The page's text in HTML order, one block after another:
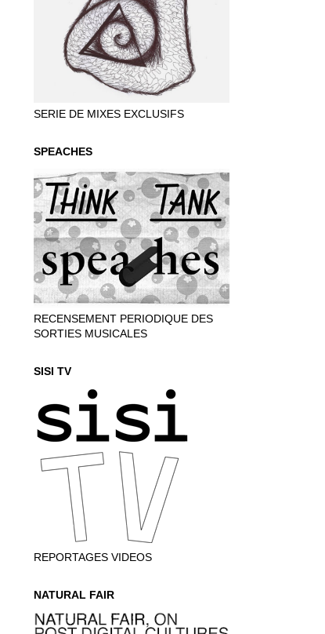
SERIE DE MIXES EXCLUSIFS
SPEACHES
RECENSEMENT PERIODIQUE DES
SORTIES MUSICALES
SISI TV
REPORTAGES VIDEOS
NATURAL FAIR